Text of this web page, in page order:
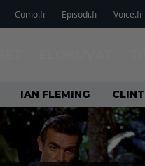
Como.fi Episodi.fi Voice.fi
IAN FLEMING